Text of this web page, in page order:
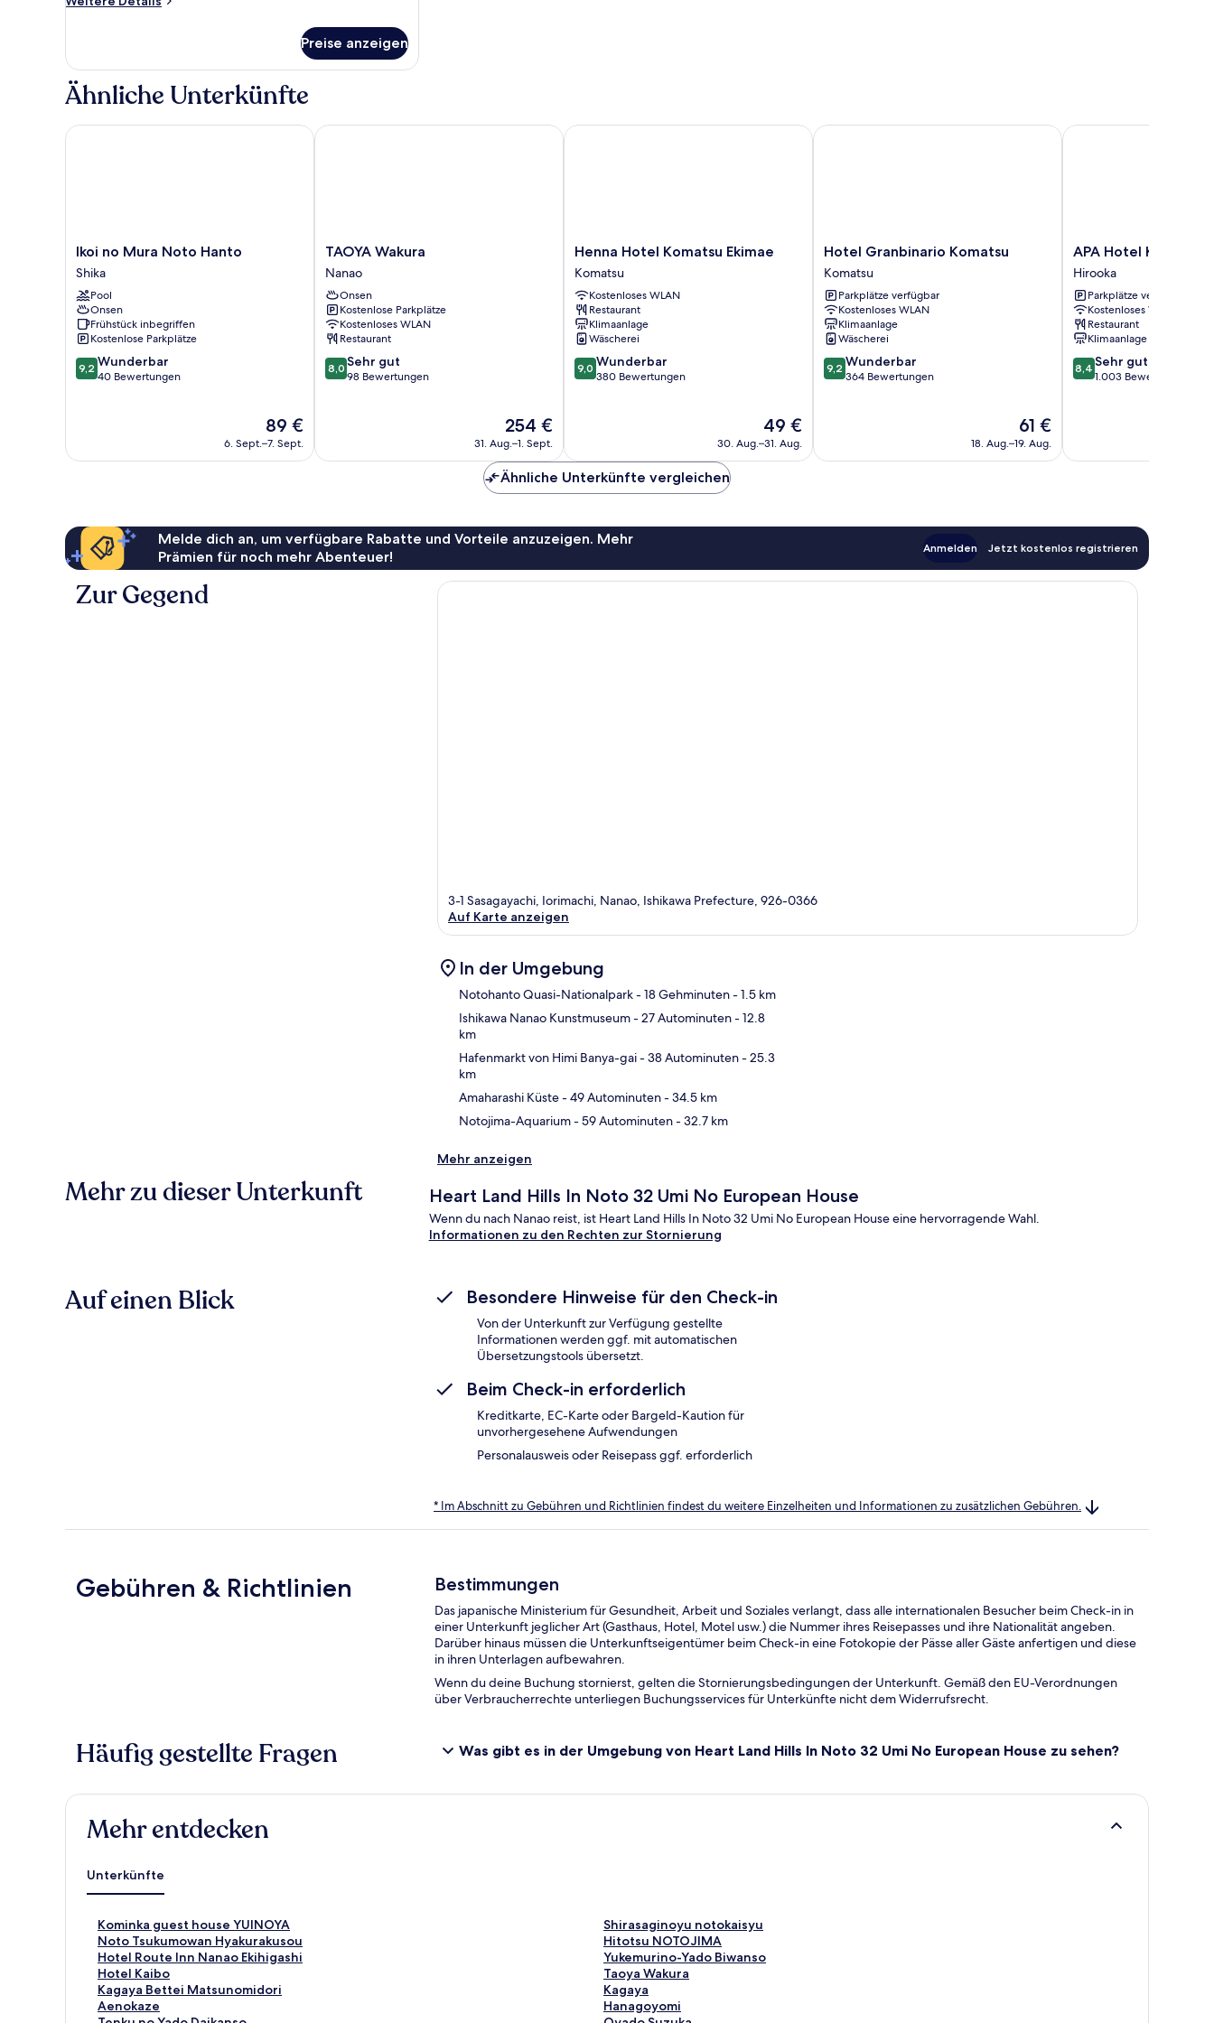
Preise anzeigen
Ähnliche Unterkünfte
Ikoi
no
Mura
Noto
Hanto
Shika
Ikoi no Mura Noto Hanto
Shika
Pool
Onsen
Frühstück inbegriffen
Kostenlose Parkplätze
9.2
von
9,2 Wunderbar
40 Bewertungen
Der
Preis
beträgt
89 €
6. Sept.–7. Sept.
Ikoi no Mura Noto Hanto
TAOYA
Wakura
Nanao
TAOYA Wakura
Nanao
Onsen
Kostenlose Parkplätze
Kostenloses WLAN
Restaurant
8.0
von
Bewertungen
8,0 Sehr gut
98 Bewertungen
Der
Preis
beträgt
254 €
254 €
31. Aug.–1. Sept.
TAOYA Wakura
Henna
Hotel
Komatsu
Ekimae
Komatsu
Henna Hotel Komatsu Ekimae
Komatsu
Kostenloses WLAN
Restaurant
Klimaanlage
Wäscherei
9.0
von
9,0 Wunderbar
380 Bewertungen
Der
Preis
beträgt
49 €
30. Aug.–31. Aug.
Henna Hotel Komatsu Ekimae
Hotel
Granbinario
Komatsu
Komatsu
Hotel Granbinario Komatsu
Komatsu
Parkplätze verfügbar
Kostenloses WLAN
Klimaanlage
Wäscherei
9.2
von
9,2 Wunderbar
364 Bewertungen
Der
Preis
beträgt
61 €
18. Aug.–19. Aug.
Hotel Granbinario Komatsu
APA
Hotel
Kanazawa
Ekimae
Hirooka
APA Hotel
Hirooka
Parkplätze verfügbar
Kostenloses WLAN
Restaurant
Klimaanlage
8.4
von
Bewertungen
8,4 Sehr gut
1.003 Bewertungen
APA Hotel Kanazawa
Ähnliche Unterkünfte vergleichen
Melde dich an, um verfügbare Rabatte und Vorteile anzuzeigen. Mehr
Prämien für noch mehr Abenteuer!
Anmelden Jetzt kostenlos registrieren
Zur Gegend
3-1 Sasagayachi, Iorimachi, Nanao, Ishikawa Prefecture, 926-0366
Auf Karte anzeigen
In der Umgebung
Notohanto Quasi-Nationalpark- 18 Gehminuten- 1.5 km
Ishikawa Nanao Kunstmuseum- 27 Autominuten- 12.8
km
Hafenmarkt von Himi Banya-gai- 38 Autominuten- 25.3
km
Amaharashi Küste- 49 Autominuten- 34.5 km
Notojima-Aquarium- 59 Autominuten- 32.7 km
Mehr anzeigen
Mehr zu dieser Unterkunft Heart Land Hills In Noto 32 Umi No European House
Wenn du nach Nanao reist, ist Heart Land Hills In Noto 32 Umi No European House eine hervorragende Wahl.
Informationen zu den Rechten zur Stornierung
Auf einen Blick Besondere Hinweise für den Check-in
Von der Unterkunft zur Verfügung gestellte
Informationen werden ggf. mit automatischen
Übersetzungstools übersetzt.
Beim Check-in erforderlich
Kreditkarte, EC-Karte oder Bargeld-Kaution für
unvorhergesehene Aufwendungen
Personalausweis oder Reisepass ggf. erforderlich
* Im Abschnitt zu Gebühren und Richtlinien findest du weitere Einzelheiten und Informationen zu zusätzlichen Gebühren.
Gebühren & Richtlinien Bestimmungen
Das japanische Ministerium für Gesundheit, Arbeit und Soziales verlangt, dass alle internationalen Besucher beim Check-in in
einer Unterkunft jeglicher Art (Gasthaus, Hotel, Motel usw.) die Nummer ihres Reisepasses und ihre Nationalität angeben.
Darüber hinaus müssen die Unterkunftseigentümer beim Check-in eine Fotokopie der Pässe aller Gäste anfertigen und diese
in ihren Unterlagen aufbewahren.
Wenn du deine Buchung stornierst, gelten die Stornierungsbedingungen der Unterkunft. Gemäß den EU-Verordnungen
über Verbraucherrechte unterliegen Buchungsservices für Unterkünfte nicht dem Widerrufsrecht.
Häufig gestellte Fragen Was gibt es in der Umgebung von Heart Land Hills In Noto 32 Umi No European House zu sehen?
Mehr entdecken
Unterkünfte
Kominka guest house YUINOYA
L
i
n
k
,
d
Shirasaginoyu notokaisyu
L
i
n
k
,
d
Noto Tsukumowan Hyakurakusou
L
i
n
k
,
Hitotsu NOTOJIMA
L
i
n
k
,
Hotel Route Inn Nanao Ekihigashi
L
i
n
k
Yukemurino-Yado Biwanso
L
i
n
k
Hotel Kaibo
L
i
n
Taoya Wakura
L
i
n
Kagaya Bettei Matsunomidori
L
i
Kagaya
L
i
Aenokaze
L
Hanagoyomi
L